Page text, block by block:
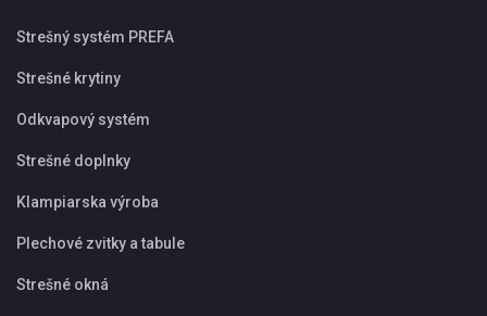
Strešný systém PREFA
Strešné krytiny
Odkvapový systém
Strešné doplnky
Klampiarska výroba
Plechové zvitky a tabule
Strešné okná